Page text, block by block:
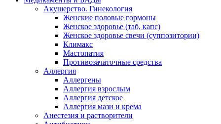
Акушерство. Гинекология
Женские половые гормоны
Женское здоровье (таб, капс)
Женское здоровье свечи (суппозитории)
Климакс
Мастопатия
Противозачаточные средства
Аллергия
Аллергены
Аллергия взрослым
Аллергия детское
Аллергия мази и крема
Анестезия и растворители